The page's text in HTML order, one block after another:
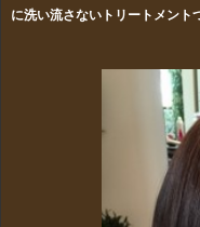
に洗い流さないトリートメント